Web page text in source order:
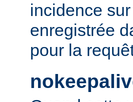
incidence
enregistrée
pour la